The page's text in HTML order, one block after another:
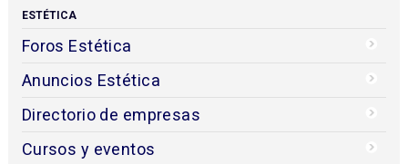
ESTÉTICA
Foros Estética
Anuncios Estética
Directorio de empresas
Cursos y eventos